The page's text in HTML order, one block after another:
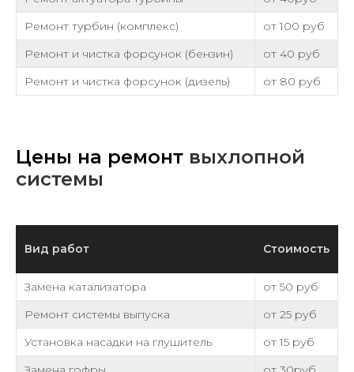
Ремонт турбин (комплекс)
от 100 руб
Ремонт и чистка форсунок (бензин)
от 40 руб
Ремонт и чистка форсунок (дизель)
от 80 руб
Цены на ремонт выхлопной
системы
Вид работ Стоимость
Замена катализатора
от 50 руб
Ремонт системы выпуска
от 25 руб
Установка насадки на глушитель
от 15 руб